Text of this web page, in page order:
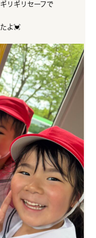
リギリセーフで
よ💓